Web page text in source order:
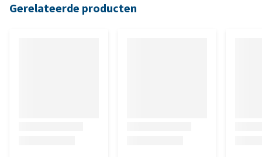
Gerelateerde producten